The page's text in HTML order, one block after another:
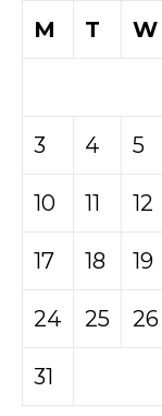
M
T W
3 4 5
10 11 12
17 18 19
24 25 26
31